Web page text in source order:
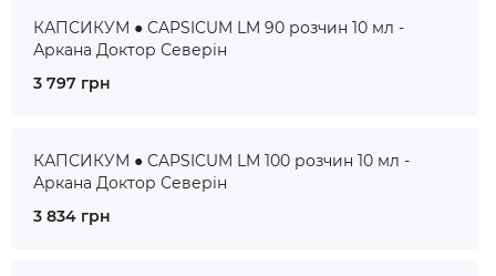
КАПСИКУМ ● CAPSICUM LM 90 розчин 10 мл -
Аркана Доктор Северін
3 797 грн
КАПСИКУМ ● CAPSICUM LM 100 розчин 10 мл -
Аркана Доктор Северін
3 834 грн